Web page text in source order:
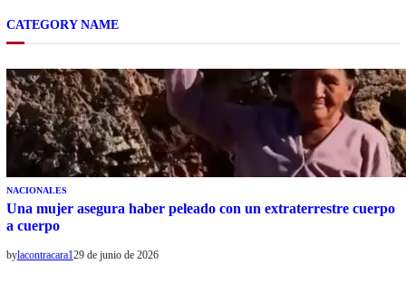
CATEGORY NAME
NACIONALES
Una mujer asegura haber peleado con un extraterrestre cuerpo
a cuerpo
bylacontracara129 de junio de 2026